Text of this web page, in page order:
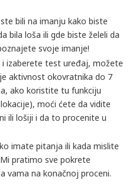
bili na imanju kako biste
bila loša ili gde biste želeli da
svoje imanje!
izaberete test uređaj, možete
aktivnost okovratnika do 7
ako koristite tu funkciju
moći ćete da vidite
ili lošiji i da to procenite u
imate pitanja ili kada mislite
pratimo sve pokrete
vama na konačnoj proceni.